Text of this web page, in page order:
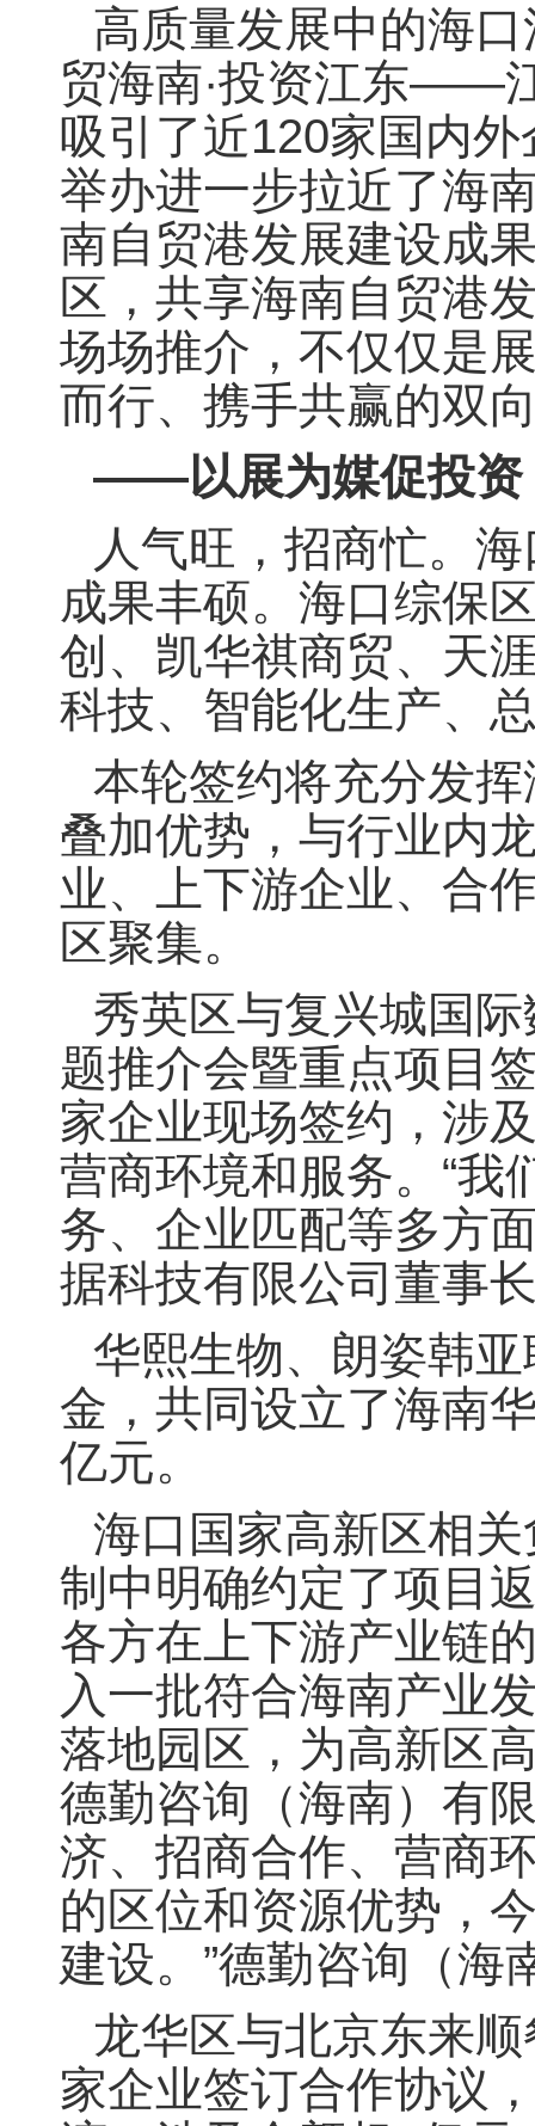
高质量发展中的海
贸海南·投资江东——
吸引了近120家国内
举办进一步拉近了海
南自贸港发展建设成
区，共享海南自贸港
场场推介，不仅仅是
而行、携手共赢的双
——以展为媒促投资
人气旺，招商忙。
成果丰硕。海口综保
创、凯华祺商贸、天
科技、智能化生产、
本轮签约将充分发
叠加优势，与行业内
业、上下游企业、合
区聚集。
秀英区与复兴城国
题推介会暨重点项目
家企业现场签约，涉
营商环境和服务。“我
务、企业匹配等多方
据科技有限公司董事
华熙生物、朗姿韩
金，共同设立了海南
亿元。
海口国家高新区相
制中明确约定了项目
各方在上下游产业链
入一批符合海南产业
落地园区，为高新区
德勤咨询（海南）有
济、招商合作、营商
的区位和资源优势，
建设。”德勤咨询（海
龙华区与北京东来
家企业签订合作协议